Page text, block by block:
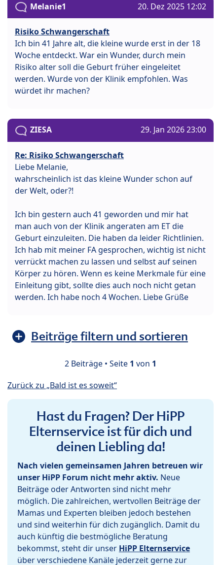
Melanie1 20. Dez 2025 12:02
Risiko Schwangerschaft
Ich bin 41 Jahre alt, die kleine wurde erst in der 18
Woche entdeckt. War ein Wunder, durch mein
Risiko alter soll die Geburt früher eingeleitet
werden. Wurde von der Klinik empfohlen. Was
würdet ihr machen?
ZIESA 29. Jan 2026 23:00
Re: Risiko Schwangerschaft
Liebe Melanie,
wahrscheinlich ist das kleine Wunder schon auf
der Welt, oder?!
Ich bin gestern auch 41 geworden und mir hat
man auch von der Klinik angeraten am ET die
Geburt einzuleiten. Die haben da leider Richtlinien.
Ich hab mit meiner FA gesprochen, wichtig ist nicht
verrückt machen zu lassen und selbst auf seinen
Körper zu hören. Wenn es keine Merkmale für eine
Einleitung gibt, sollte dies auch noch nicht getan
werden. Ich habe noch 4 Wochen. Liebe Grüße
Beiträge filtern und sortieren
2 Beiträge • Seite 1 von 1
Zurück zu „Bald ist es soweit“
Hast du Fragen? Der HiPP
Elternservice ist für dich und
deinen Liebling da!
Nach vielen gemeinsamen Jahren betreuen wir
unser HiPP Forum nicht mehr aktiv. Neue
Beiträge oder Antworten sind nicht mehr
möglich. Die zahlreichen, wertvollen Beiträge der
Mamas und Experten bleiben jedoch bestehen
und sind weiterhin für dich zugänglich. Damit du
auch künftig die bestmögliche Beratung
bekommst, steht dir unser HiPP Elternservice
über verschiedene Kanäle jederzeit gerne zur